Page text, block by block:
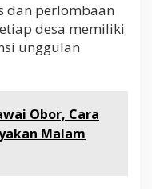
dan perlombaan
desa memiliki
unggulan
Obor, Cara
Malam